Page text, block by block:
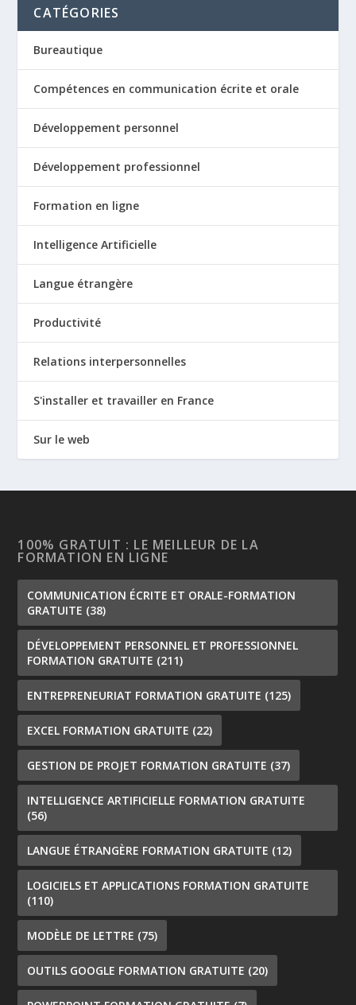
CATÉGORIES
Bureautique
Compétences en communication écrite et orale
Développement personnel
Développement professionnel
Formation en ligne
Intelligence Artificielle
Langue étrangère
Productivité
Relations interpersonnelles
S'installer et travailler en France
Sur le web
100% GRATUIT : LE MEILLEUR DE LA
FORMATION EN LIGNE
COMMUNICATION ÉCRITE ET ORALE-FORMATION
GRATUITE (38)
DÉVELOPPEMENT PERSONNEL ET PROFESSIONNEL
FORMATION GRATUITE (211)
ENTREPRENEURIAT FORMATION GRATUITE (125)
EXCEL FORMATION GRATUITE (22)
GESTION DE PROJET FORMATION GRATUITE (37)
INTELLIGENCE ARTIFICIELLE FORMATION GRATUITE
(56)
LANGUE ÉTRANGÈRE FORMATION GRATUITE (12)
LOGICIELS ET APPLICATIONS FORMATION GRATUITE
(110)
MODÈLE DE LETTRE (75)
OUTILS GOOGLE FORMATION GRATUITE (20)